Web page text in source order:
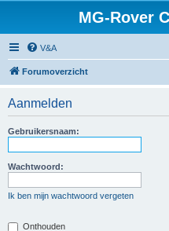
MG-Rover
V&A
Forumoverzicht
Aanmelden
Gebruikersnaam:
Wachtwoord:
Ik ben mijn wachtwoord vergeten
Onthouden